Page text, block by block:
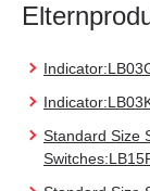
Standard Size